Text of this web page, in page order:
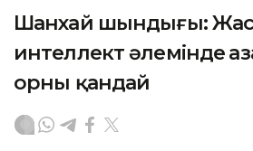
Шанхай шындығы:
интеллект әлемінде
орны қандай